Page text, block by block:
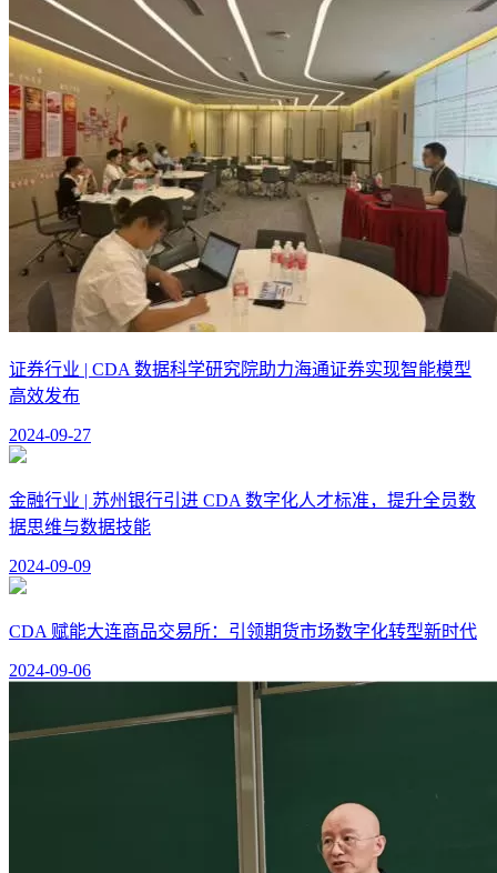
证券行业 | CDA 数据科学研究院助力海通证券实现智能模型
高效发布
2024-09-27
金融行业 | 苏州银行引进 CDA 数字化人才标准，提升全员数
据思维与数据技能
2024-09-09
CDA 赋能大连商品交易所：引领期货市场数字化转型新时代
2024-09-06